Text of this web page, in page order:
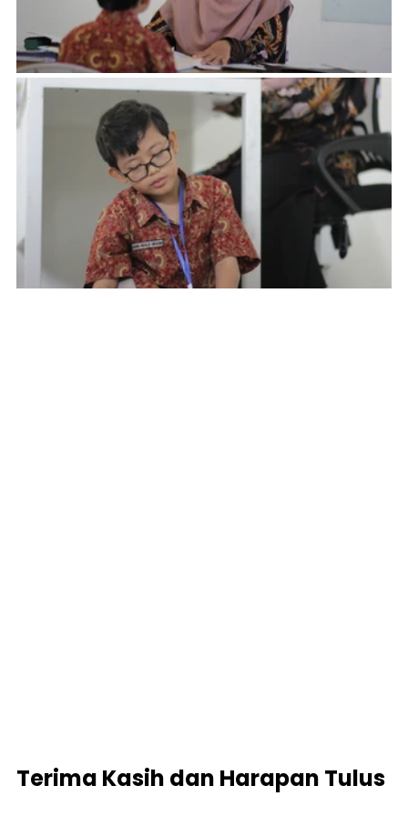
Terima Kasih dan Harapan Tulus